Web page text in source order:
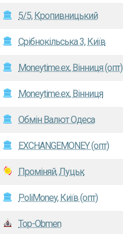
5/5, Кропивницький
Срібнокільська 3, Київ
Moneytime.ex, Вінниця (опт)
Moneytime.ex, Вінниця
Обмін Валют Одеса
EXCHANGEMONEY (опт)
Промiняй, Луцьк
PoliMoney, Київ (опт)
Top-Obmen